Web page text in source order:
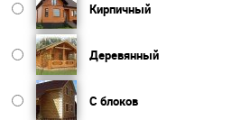
Кирпичный
Деревянный
С блоков